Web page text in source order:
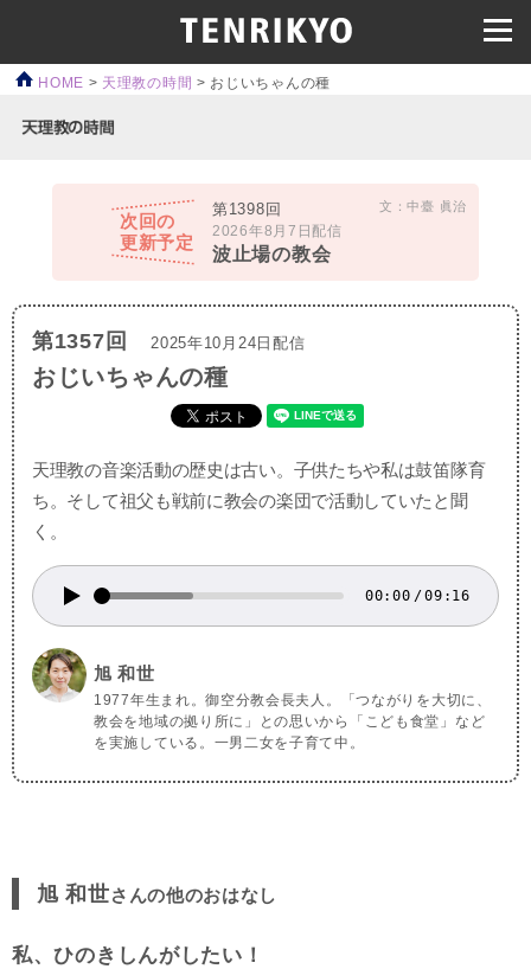
HOME > 天理教の時間 > おじいちゃんの種
次回の
更新予定
第1398回
2026年8月7日配信
波止場の教会
文：中臺 眞治
第1357回 2025年10月24日配信
おじいちゃんの種
天理教の音楽活動の歴史は古い。子供たちや私は鼓笛隊育
ち。そして祖父も戦前に教会の楽団で活動していたと聞
く。
00:00 /09:16
旭 和世
1977年生まれ。御空分教会長夫人。「つながりを大切に、
教会を地域の拠り所に」との思いから「こども食堂」など
を実施している。一男二女を子育て中。
旭 和世さんの他のおはなし
私、ひのきしんがしたい！